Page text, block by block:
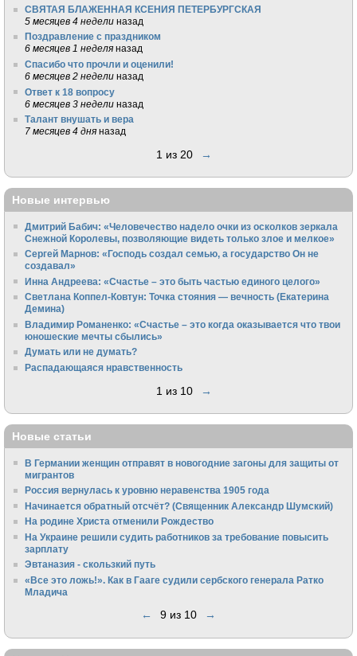
СВЯТАЯ БЛАЖЕННАЯ КСЕНИЯ ПЕТЕРБУРГСКАЯ
5 месяцев 4 недели назад
Поздравление с праздником
6 месяцев 1 неделя назад
Спасибо что прочли и оценили!
6 месяцев 2 недели назад
Ответ к 18 вопросу
6 месяцев 3 недели назад
Талант внушать и вера
7 месяцев 4 дня назад
1 из 20 →
Новые интервью
Дмитрий Бабич: «Человечество надело очки из осколков зеркала
Снежной Королевы, позволяющие видеть только злое и мелкое»
Сергей Марнов: «Господь создал семью, а государство Он не
создавал»
Инна Андреева: «Счастье – это быть частью единого целого»
Светлана Коппел-Ковтун: Точка стояния — вечность (Екатерина
Демина)
Владимир Романенко: «Счастье – это когда оказывается что твои
юношеские мечты сбылись»
Думать или не думать?
Распадающаяся нравственность
1 из 10 →
Новые статьи
В Германии женщин отправят в новогодние загоны для защиты от
мигрантов
Россия вернулась к уровню неравенства 1905 года
Начинается обратный отсчёт? (Священник Александр Шумский)
На родине Христа отменили Рождество
На Украине решили судить работников за требование повысить
зарплату
Эвтаназия - скользкий путь
«Все это ложь!». Как в Гааге судили сербского генерала Ратко
Младича
← 9 из 10 →